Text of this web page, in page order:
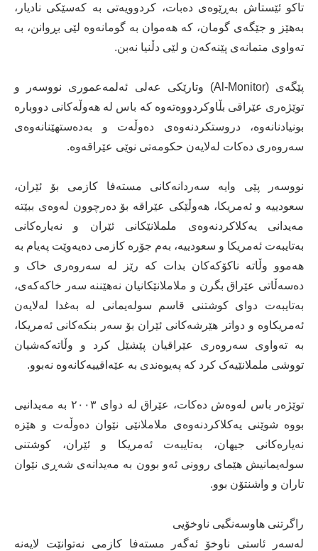
تاکو ئێستاش بەڕێوەی دەبات، کردوویەتی بە کەسێکی نادیار،
بەهێز و جێگەی گومان، کە هەموان بە گومانەوە لێی بڕوانن، بە
تەواوی متمانەی پێنەکەن و لێی دڵنیا نەبن.
پێگەی (Al-Monitor) وتارێکی عەلی ئەلمەعموری نووسەر و
توێژەری عێراقی بڵاوکردووەتەوە کە باس لە هەوڵەکانی دووبارە
بونیادنانەوە، دروستکردنەوەی دەوڵەت و بەدەستهێنانەوەی
سەروەری دەکات لەلایەن حکومەتی نوێی عێراقەوە.
نووسەر پێی وایە سەردانەکانی مستەفا کازمی بۆ ئێران،
سعودییە و ئەمریکا، هەوڵێکی عێراقە بۆ دەرچوون لەوەی ببێتە
مەیدانی یەکلاکردنەوەی ململانێکانی ئێران و نەیارەکانی
بەتایبەت ئەمریکا و سعودییە، بەم جۆرە کازمی دەیەوێت پەیام بە
هەموو وڵاتە ناکۆکەکان بدات کە رێز لە سەروەری خاک و
دەسەڵاتی عێراق بگرن و ملاملانێکانیان نەهێننە سەر خاکەکەی،
بەتایبەت دوای کوشتنی قاسم سولەیمانی لە بەغدا لەلایەن
ئەمریکاوە و دواتر هێرشەکانی ئێران بۆ سەر بنکەکانی ئەمریکا،
بە تەواوی سەروەری عێراقیان پێشێل کرد و وڵاتەکەشیان
تووشی ململانێیەک کرد کە پەیوەندی بە عێەاقییەکانەوە نەبوو.
توێژەر باس لەوەش دەکات، عێراق لە دوای ٢٠٠٣ بە مەیدانیی
بووە شوێنی یەکلاکردنەوەی ملاملانێی نێوان دەوڵەت و هێزە
نەیارەکانی جیهان، بەتایبەت ئەمریکا و ئێران، کوشتنی
سولەیمانیش هێمای روونی ئەو بوون بە مەیدانەی شەڕی نێوان
تاران و واشنتۆن بوو.
راگرتنی هاوسەنگیی ناوخۆیی
لەسەر ئاستی ناوخۆ ئەگەر مستەفا کازمی نەتوانێت لایەنە